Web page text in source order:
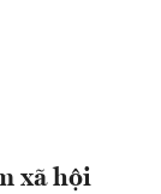
xã hội